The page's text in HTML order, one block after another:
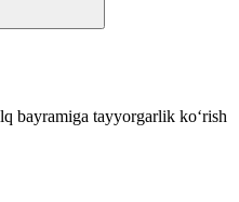
bayramiga tayyorgarlik ko‘rish